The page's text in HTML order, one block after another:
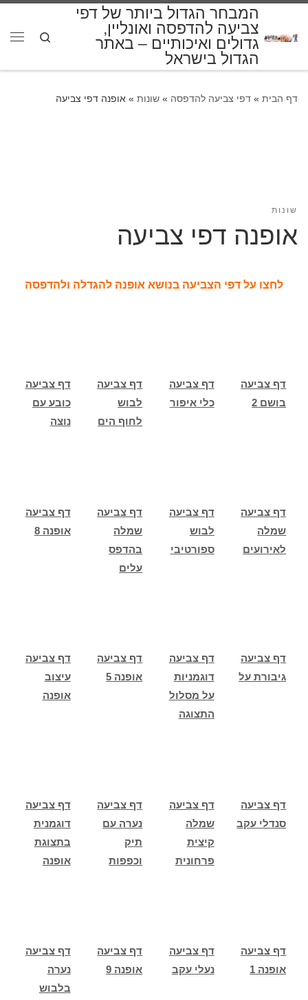
המבחר הגדול ביותר של דפי
צביעה להדפסה ואונליין,
גדולים ואיכותיים – באתר
הגדול בישראל
Search
דף הבית » דפי צביעה להדפסה » שונות » אופנה דפי צביעה
שונות
אופנה דפי צביעה
לחצו על דפי הצביעה בנושא אופנה להגדלה ולהדפסה
דף צביעה
כובע עם
נוצה
דף צביעה
לבוש
לחוף הים
דף צביעה
כלי איפור
דף צביעה
בושם 2
דף צביעה
אופנה 8
דף צביעה
שמלה
בהדפס
עלים
דף צביעה
לבוש
ספורטיבי
דף צביעה
שמלה
לאירועים
דף צביעה
עיצוב
אופנה
דף צביעה
אופנה 5
דף צביעה
דוגמניות
על מסלול
התצוגה
דף צביעה
גיבורת על
דף צביעה
דוגמנית
בתצוגת
אופנה
דף צביעה
נערה עם
תיק
וכפפות
דף צביעה
שמלה
קיצית
פרחונית
דף צביעה
סנדלי עקב
דף צביעה
נערה
בלבוש
דף צביעה
אופנה 9
דף צביעה
נעלי עקב
דף צביעה
אופנה 1